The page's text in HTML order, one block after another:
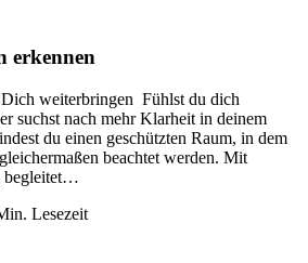
erkennen
weiterbringen Fühlst du dich
suchst nach mehr Klarheit in deinem
du einen geschützten Raum, in dem
beachtet werden. Mit
begleitet…
Lesezeit